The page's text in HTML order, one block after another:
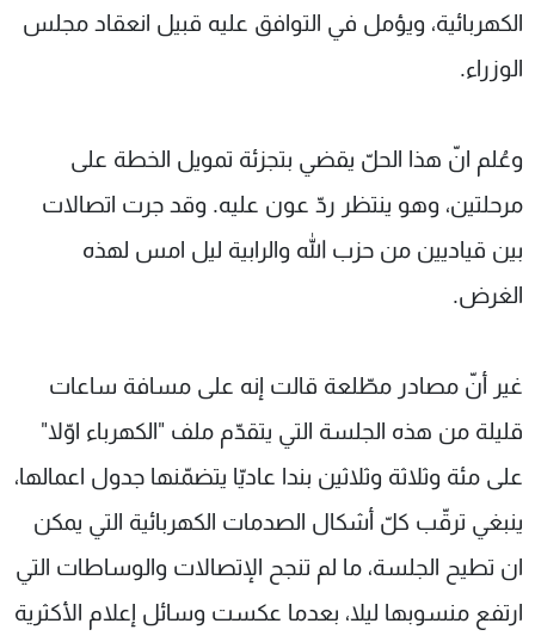
الكهربائية، ويؤمل في التوافق عليه قبيل انعقاد مجلس
الوزراء.
وعُلم انّ هذا الحلّ يقضي بتجزئة تمويل الخطة على
مرحلتين، وهو ينتظر ردّ عون عليه. وقد جرت اتصالات
بين قياديين من حزب الله والرابية ليل امس لهذه
الغرض.
غير أنّ مصادر مطّلعة قالت إنه على مسافة ساعات
قليلة من هذه الجلسة التي يتقدّم ملف "الكهرباء اوّلا"
على مئة وثلاثة وثلاثين بندا عاديّا يتضمّنها جدول اعمالها،
ينبغي ترقّب كلّ أشكال الصدمات الكهربائية التي يمكن
ان تطيح الجلسة، ما لم تنجح الإتصالات والوساطات التي
ارتفع منسوبها ليلا، بعدما عكست وسائل إعلام الأكثرية